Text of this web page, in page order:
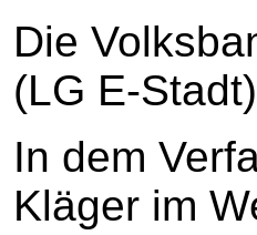
Die
(LG E-
In dem
Kläger im